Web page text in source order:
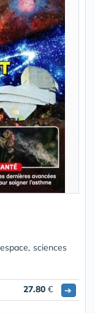
sciences
27.80 € ➔